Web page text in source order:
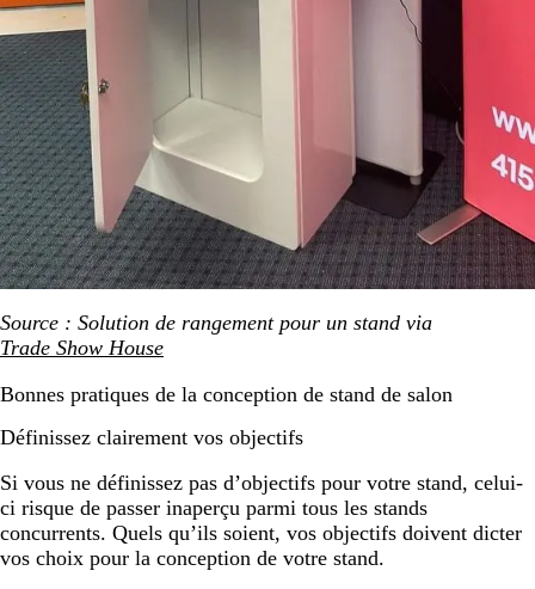
Source : Solution de rangement pour un stand via
Trade Show House
Bonnes pratiques de la conception de stand de salon
Définissez clairement vos objectifs
Si vous ne définissez pas d’objectifs pour votre stand, celui-
ci risque de passer inaperçu parmi tous les stands
concurrents. Quels qu’ils soient, vos objectifs doivent dicter
vos choix pour la conception de votre stand.